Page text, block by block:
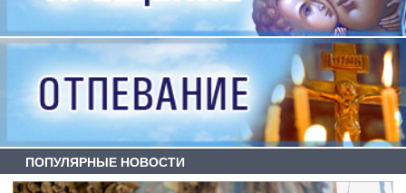
ПОПУЛЯРНЫЕ НОВОСТИ